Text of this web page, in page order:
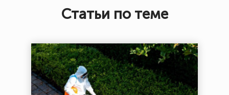
Статьи по теме